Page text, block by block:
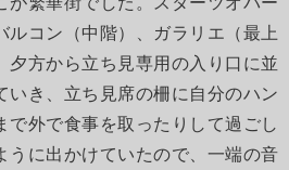
ルコン（中階）、ガラリエ（最上
夕方から立ち見専用の入り口に並
いき、立ち見席の柵に自分のハン
で外で食事を取ったりして過ごし
うに出かけていたので、一端の音